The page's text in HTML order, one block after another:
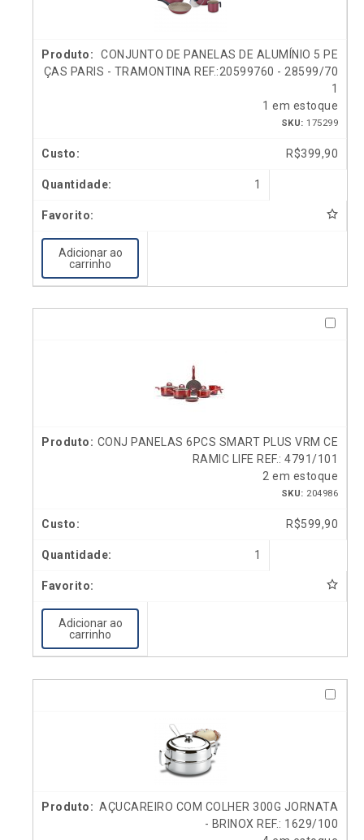
CONJUNTO DE PANELAS DE ALUMÍNIO 5 PE
ÇAS PARIS - TRAMONTINA REF.:20599760 - 28599/70
1
1 em estoque
SKU: 175299
R$399,90
1
Adicionar ao
carrinho
CONJ PANELAS 6PCS SMART PLUS VRM CE
RAMIC LIFE REF.: 4791/101
2 em estoque
SKU: 204986
R$599,90
1
Adicionar ao
carrinho
AÇUCAREIRO COM COLHER 300G JORNATA
- BRINOX REF.: 1629/100